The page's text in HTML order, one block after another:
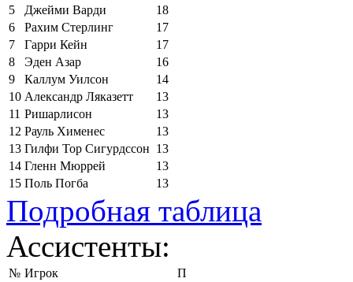
5
Джейми Варди
18
6
Рахим Стерлинг
17
7
Гарри Кейн
17
8
Эден Азар
16
9
Каллум Уилсон
14
10 Александр Ляказетт
13
11 Ришарлисон
13
12 Рауль Хименес
13
13 Гилфи Тор Сигурдссон 13
14 Гленн Мюррей
13
15 Поль Погба 13
Подробная таблица
Ассистенты:
№ Игрок
П